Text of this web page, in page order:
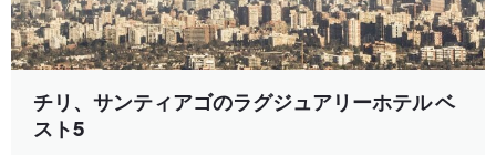
チリ、サンティアゴのラグジュアリーホテル ベ
スト5